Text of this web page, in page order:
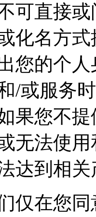
可直接
化名方
您的个
/或服务
果您不
无法使
达到相
仅在您